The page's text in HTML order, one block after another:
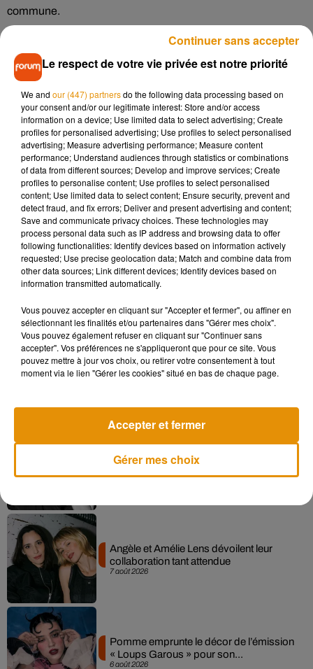
commune.
23 000 DOLLARS POUR LA
COMMUNE
Ainsi, pour élire le cinquième maire de Rabbit Hash, chaque
habitant devait débourser 1 dollar et pouvait voter autant de
fois qu’il le voulait pour son candidat préféré. Près de 23 000
dollars (soit, environ 20 000 euros) ont ainsi été récoltés.
Quant à Wilbur, il n’occupera aucune fonction politique, il se
contentera simplement de représenter la ville à travers le
pays.
Publiée parMayor Wilbur of Rabbit Hash KYsurMercredi 11
novembre 2020
Mayor Wilbur here! I got to meet so many lovely people in
the last 24 hours..and I can’t wait to meet so many more. I
Publiée parMayor Wilbur of Rabbit Hash KYsurMercredi 4
novembre 2020
Musique
7 août 2026
Madonna sort enfin le remix de « Love
Sensation » avec Kylie Minogue
7 août 2026
Angèle et Amélie Lens dévoilent leur
collaboration tant attendue
6 août 2026
Pomme emprunte le décor de l’émission
« Loups Garous » pour son...
Le respect de votre vie privée est notre priorité
We and our (447) partnersdo the following data processing based on
your consent and/or our legitimate interest: Store and/or access
information on a device; Use limited data to select advertising; Create
profiles for personalised advertising; Use profiles to select personalised
advertising; Measure advertising performance; Measure content
performance; Understand audiences through statistics or combinations
of data from different sources; Develop and improve services; Create
profiles to personalise content; Use profiles to select personalised
content; Use limited data to select content; Ensure security, prevent and
detect fraud, and fix errors; Deliver and present advertising and content;
Save and communicate privacy choices. These technologies may
process personal data such as IP address and browsing data to offer
following functionalities: Identify devices based on information actively
requested; Use precise geolocation data; Match and combine data from
other data sources; Link different devices; Identify devices based on
information transmitted automatically.
Vous pouvez accepter en cliquant sur "Accepter et fermer", ou affiner en
sélectionnant les finalités et/ou partenaires dans "Gérer mes choix".
Vous pouvez également refuser en cliquant sur "Continuer sans
accepter". Vos préférences ne s'appliqueront que pour ce site. Vous
pouvez mettre à jour vos choix, ou retirer votre consentement à tout
moment via le lien "Gérer les cookies" situé en bas de chaque page.
Gérer mes choix
Accepter et fermer
Continuer sans accepter